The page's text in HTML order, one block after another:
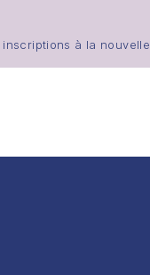
à la